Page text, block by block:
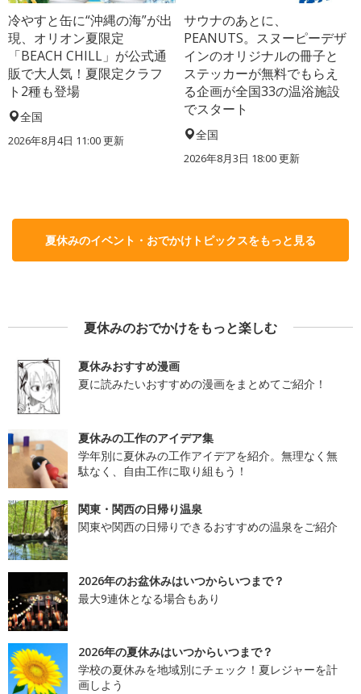
冷やすと缶に“沖縄の海”が出
現、オリオン夏限定
「BEACH CHILL」が公式通
販で大人気！夏限定クラフ
ト2種も登場
全国
2026年8月4日 11:00更新
サウナのあとに、
PEANUTS。スヌーピーデザ
インのオリジナルの冊子と
ステッカーが無料でもらえ
る企画が全国33の温浴施設
でスタート
全国
2026年8月3日 18:00更新
夏休みのイベント・おでかけトピックスをもっと見る
夏休みのおでかけをもっと楽しむ
夏休みおすすめ漫画
夏に読みたいおすすめの漫画をまとめてご紹介！
夏休みの工作のアイデア集
学年別に夏休みの工作アイデアを紹介。無理なく無
駄なく、自由工作に取り組もう！
関東・関西の日帰り温泉
関東や関西の日帰りできるおすすめの温泉をご紹介
2026年のお盆休みはいつからいつまで？
最大9連休となる場合もあり
2026年の夏休みはいつからいつまで？
学校の夏休みを地域別にチェック！夏レジャーを計
画しよう